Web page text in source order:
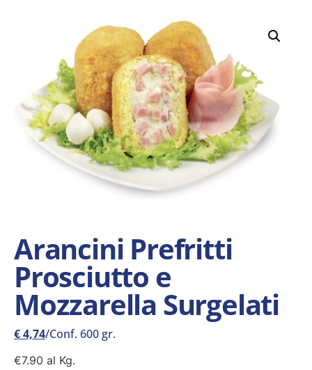
Arancini Prefritti
Prosciutto e
Mozzarella Surgelati
€4,74/Conf. 600 gr.
€7.90 al Kg.